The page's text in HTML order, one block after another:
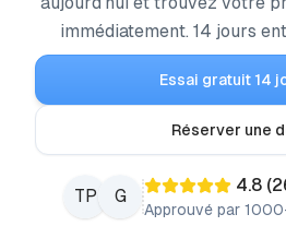
immédiatement. 14 jours
Essai gratuit 14
Réserver une
TP G
4.8 (
Approuvé par